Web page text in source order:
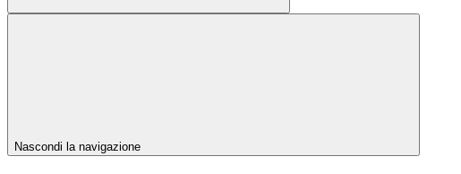
Nascondi la navigazione